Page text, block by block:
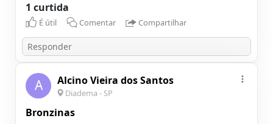
1 curtida
É útil Comentar Compartilhar
A Alcino Vieira dos Santos
Diadema - SP
Bronzinas